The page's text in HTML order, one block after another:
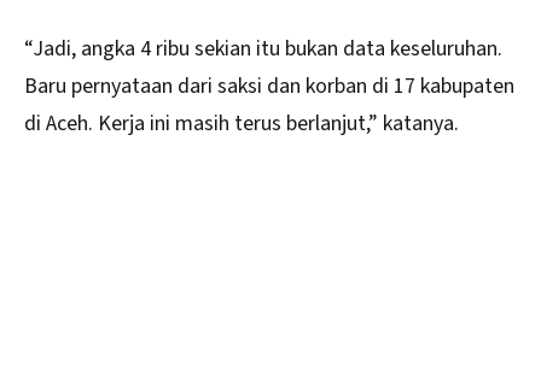
“Jadi, angka 4 ribu sekian itu bukan data keseluruhan.
Baru pernyataan dari saksi dan korban di 17 kabupaten
di Aceh. Kerja ini masih terus berlanjut,” katanya.